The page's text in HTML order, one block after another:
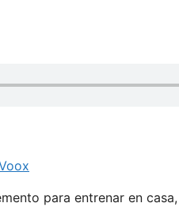
para entrenar en